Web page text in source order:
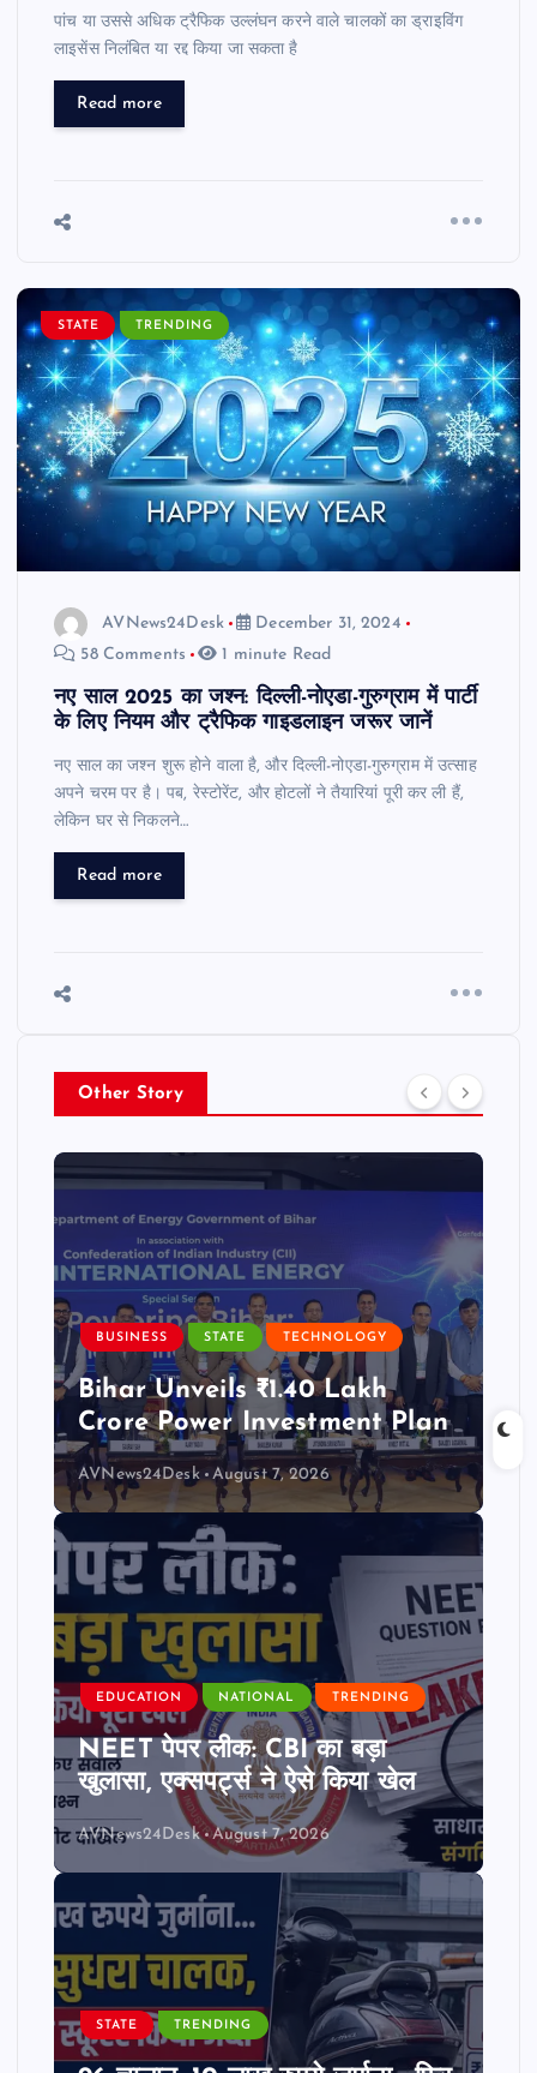
पांच या उससे अधिक ट्रैफिक उल्लंघन करने वाले चालकों का ड्राइविंग
लाइसेंस निलंबित या रद्द किया जा सकता है
Read more
STATE TRENDING
AVNews24Desk
December 31, 2024
58 Comments
1 minute Read
नए साल 2025 का जश्न: दिल्ली-नोएडा-गुरुग्राम में पार्टी
के लिए नियम और ट्रैफिक गाइडलाइन जरूर जानें
नए साल का जश्न शुरू होने वाला है, और दिल्ली-नोएडा-गुरुग्राम में उत्साह
अपने चरम पर है। पब, रेस्टोरेंट, और होटलों ने तैयारियां पूरी कर ली हैं,
लेकिन घर से निकलने…
Read more
Other Story
BUSINESS STATE TECHNOLOGY
Bihar Unveils ₹1.40 Lakh
Crore Power Investment Plan
AVNews24Desk August 7, 2026
EDUCATION NATIONAL TRENDING
NEET पेपर लीक: CBI का बड़ा
खुलासा, एक्सपर्ट्स ने ऐसे किया खेल
AVNews24Desk August 7, 2026
STATE TRENDING